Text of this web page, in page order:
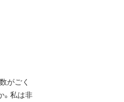
がごく
。私は非